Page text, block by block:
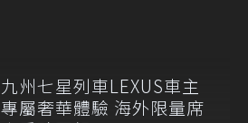
九州七星列車LEXUS車主
專屬奢華體驗 海外限量席